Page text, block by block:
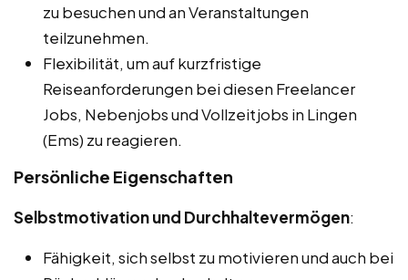
zu besuchen und an Veranstaltungen
teilzunehmen.
Flexibilität, um auf kurzfristige
Reiseanforderungen bei diesen Freelancer
Jobs, Nebenjobs und Vollzeitjobs in Lingen
(Ems) zu reagieren.
Persönliche Eigenschaften
Selbstmotivation und Durchhaltevermögen:
Fähigkeit, sich selbst zu motivieren und auch bei